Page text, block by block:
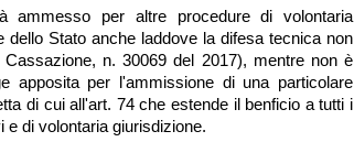
ammesso per altre procedure di volontaria
dello Stato anche laddove la difesa tecnica non
n. 30069 del 2017), mentre non è
apposita per l'ammissione di una particolare
di cui all'art. 74 che estende il benficio a tutti i
di volontaria giurisdizione.